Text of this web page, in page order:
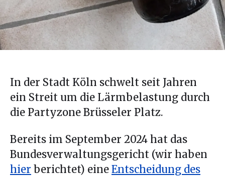
In der Stadt Köln schwelt seit Jahren
ein Streit um die Lärmbelastung durch
die Partyzone Brüsseler Platz.
Bereits im September 2024 hat das
Bundesverwaltungsgericht (wir haben
hier berichtet) eineEntscheidung des